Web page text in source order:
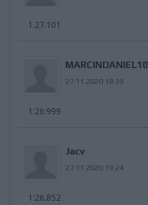
1.27.101
MARCINDANIEL10
27.11.2020 18:39
1:26:999
Jacv
27.11.2020 19:24
1:26.852